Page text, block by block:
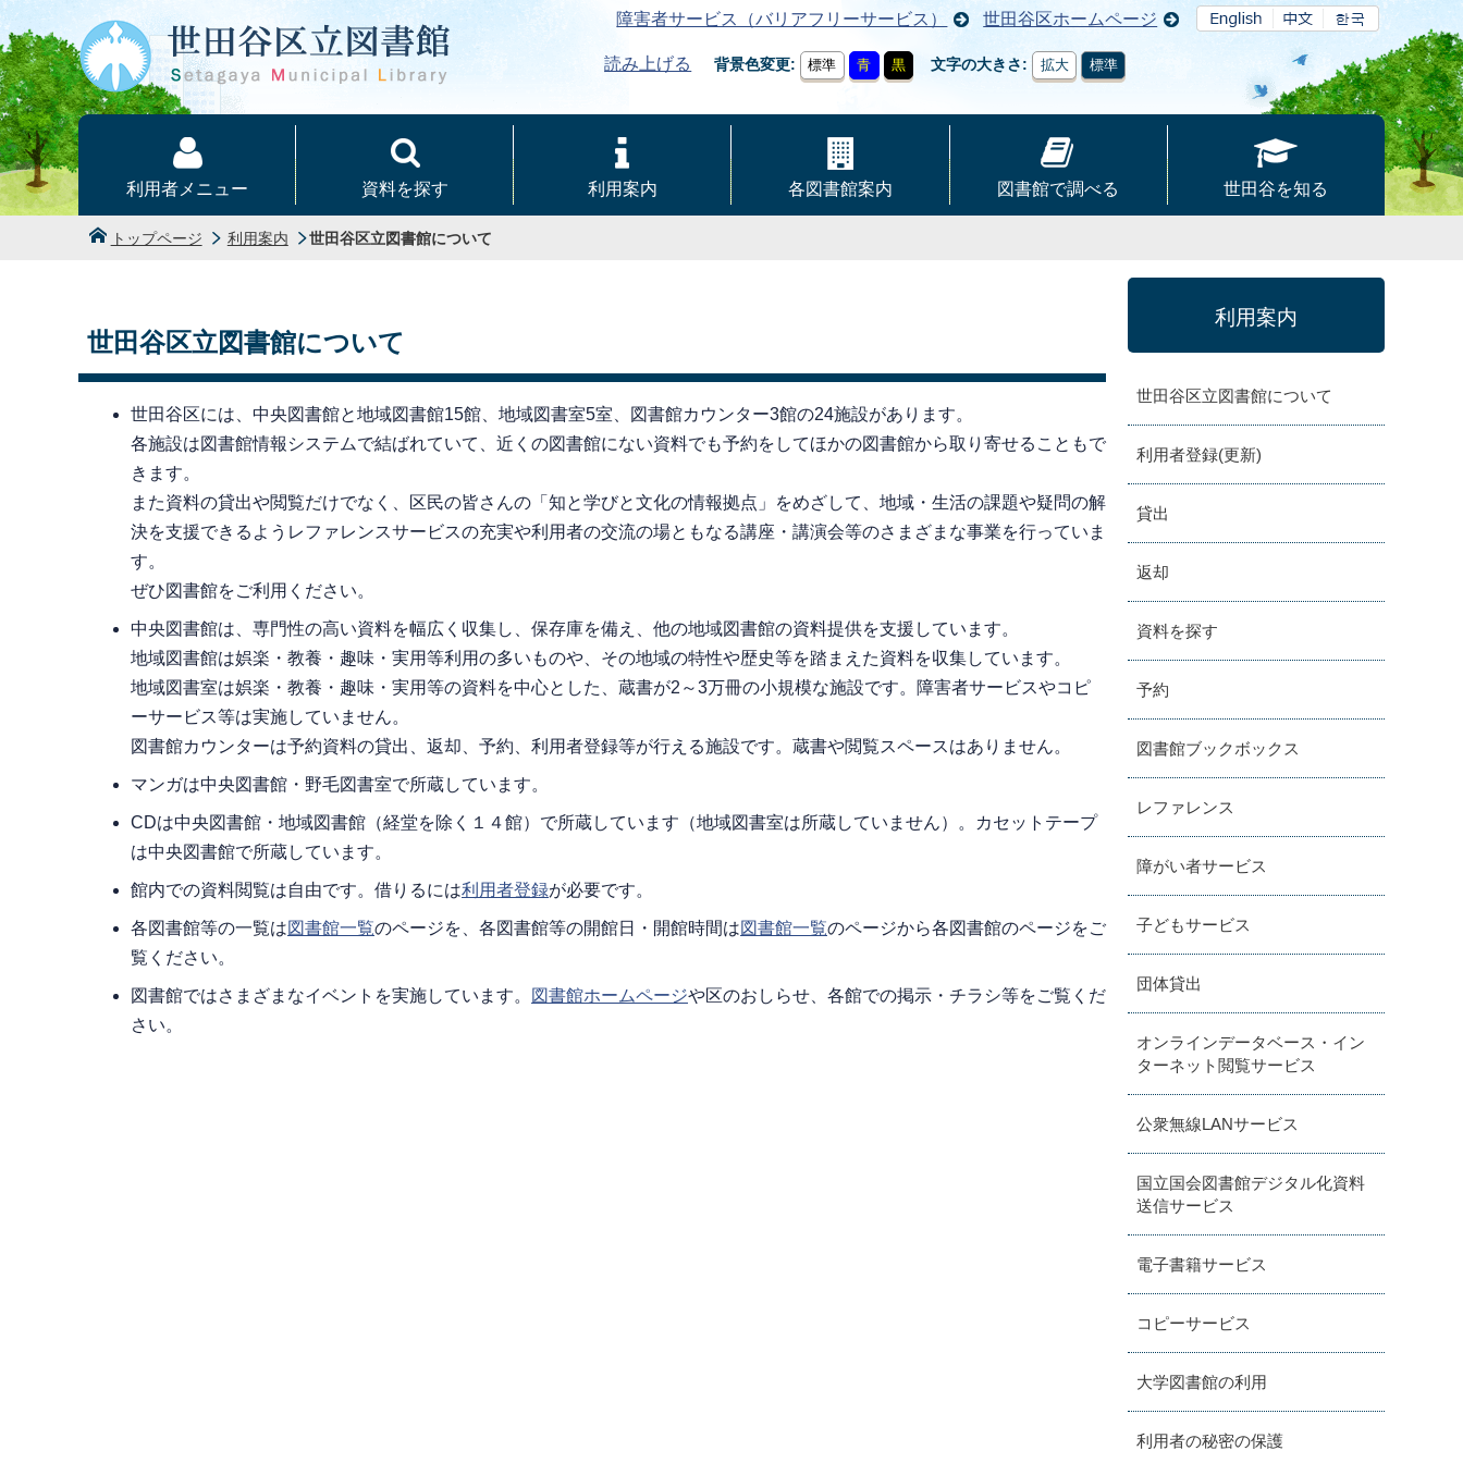
本文へ
障害者サービス（バリアフリーサービス） 世田谷区ホームページ
読み上げる 背景色変更 標準 青 黒 文字の大きさ 拡大 標準
利用者メニュー 資料を探す 利用案内 各図書館案内 図書館で調べる 世田谷を知る
トップページ 利用案内 世田谷区立図書館について
世田谷区立図書館について
世田谷区には、中央図書館と地域図書館15館、地域図書室5室、図書館カウンター3館の24施設があります。
各施設は図書館情報システムで結ばれていて、近くの図書館にない資料でも予約をしてほかの図書館から取り寄せることもで
きます。
また資料の貸出や閲覧だけでなく、区民の皆さんの「知と学びと文化の情報拠点」をめざして、地域・生活の課題や疑問の解
決を支援できるようレファレンスサービスの充実や利用者の交流の場ともなる講座・講演会等のさまざまな事業を行っていま
す。
ぜひ図書館をご利用ください。
中央図書館は、専門性の高い資料を幅広く収集し、保存庫を備え、他の地域図書館の資料提供を支援しています。
地域図書館は娯楽・教養・趣味・実用等利用の多いものや、その地域の特性や歴史等を踏まえた資料を収集しています。
地域図書室は娯楽・教養・趣味・実用等の資料を中心とした、蔵書が2～3万冊の小規模な施設です。障害者サービスやコピ
ーサービス等は実施していません。
図書館カウンターは予約資料の貸出、返却、予約、利用者登録等が行える施設です。蔵書や閲覧スペースはありません。
マンガは中央図書館・野毛図書室で所蔵しています。
CDは中央図書館・地域図書館（経堂を除く１４館）で所蔵しています（地域図書室は所蔵していません）。カセットテープ
は中央図書館で所蔵しています。
館内での資料閲覧は自由です。借りるには利用者登録が必要です。
各図書館等の一覧は図書館一覧のページを、各図書館等の開館日・開館時間は図書館一覧のページから各図書館のページをご
覧ください。
図書館ではさまざまなイベントを実施しています。 図書館ホームページや区のおしらせ、各館での掲示・チラシ等をご覧くだ
さい。
利用案内
世田谷区立図書館について
利用者登録(更新)
貸出
返却
資料を探す
予約
図書館ブックボックス
レファレンス
障がい者サービス
子どもサービス
団体貸出
オンラインデータベース・イン
ターネット閲覧サービス
公衆無線LANサービス
国立国会図書館デジタル化資料
送信サービス
電子書籍サービス
コピーサービス
大学図書館の利用
利用者の秘密の保護